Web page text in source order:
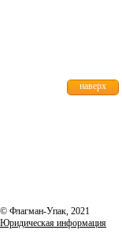
© Флагман-Упак, 2021
Юридическая информация
наверх